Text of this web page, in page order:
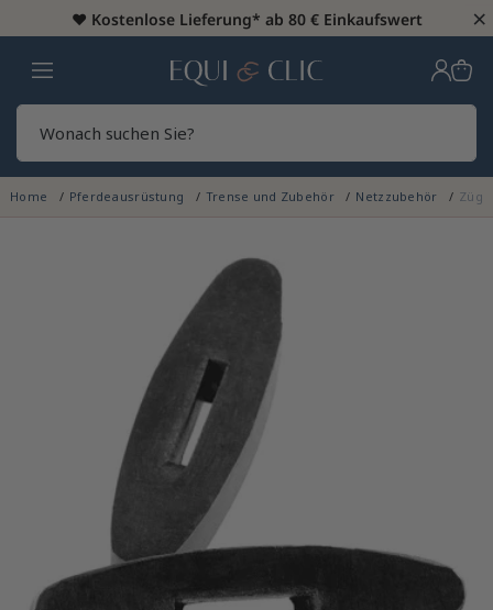
♥️ Kostenlose Lieferung* ab 80 € Einkaufswert ×
Heim
Home Pferdeausrüstung Trense und Zubehör Netzzubehör